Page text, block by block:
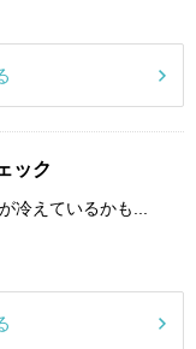
ック
冷えているかも...